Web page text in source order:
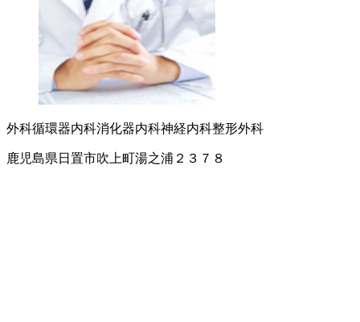
外科循環器内科消化器内科神経内科整形外科
鹿児島県日置市吹上町湯之浦２３７８